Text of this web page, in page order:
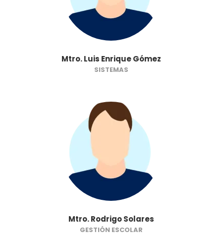
Mtro. Luis Enrique Gómez
SISTEMAS
Mtro. Rodrigo Solares
GESTIÓN ESCOLAR